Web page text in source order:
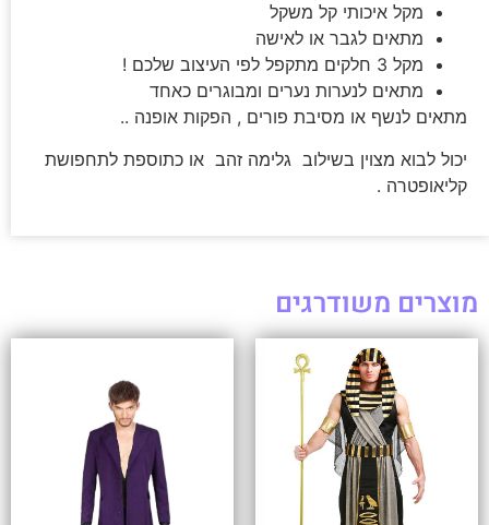
מקל איכותי קל משקל
מתאים לגבר או לאישה
מקל 3 חלקים מתקפל לפי העיצוב שלכם !
מתאים לנערות נערים ומבוגרים כאחד
מתאים לנשף או מסיבת פורים , הפקות אופנה ..
יכול לבוא מצוין בשילוב גלימה זהב או כתוספת לתחפושת
קליאופטרה .
מוצרים משודרגים